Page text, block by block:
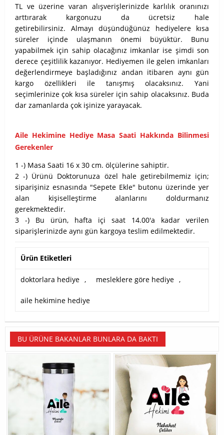
TL ve üzerine varan alışverişlerinizde karlılık oranınızı
arttırarak kargonuzu da ücretsiz hale
getirebilirsiniz. Almayı düşündüğünüz hediyelere kısa
süreler içinde ulaşmanın önemi büyüktür. Bunu
yapabilmek için sahip olacağınız imkanlar ise şimdi son
derece çeşitlilik kazanıyor. Hediyemen ile gelen imkanları
değerlendirmeye başladığınız andan itibaren aynı gün
kargo özellikleri ile tanışmış olacaksınız. Yani
seçimlerinize çok kısa süreler için sahip olacaksınız. Buda
dar zamanlarda çok işinize yarayacak.
Aile Hekimine Hediye Masa Saati Hakkında Bilinmesi
Gerekenler
1 -) Masa Saati 16 x 30 cm. ölçülerine sahiptir.
2 -) Ürünü Doktorunuza özel hale getirebilmemiz için;
siparişiniz esnasında "Sepete Ekle" butonu üzerinde yer
alan kişiselleştirme alanlarını doldurmanız
gerekmektedir.
3 -) Bu ürün, hafta içi saat 14.00'a kadar verilen
siparişlerinizde aynı gün kargoya teslim edilmektedir.
Ürün Etiketleri
doktorlara hediye , mesleklere göre hediye ,
aile hekimine hediye
BU ÜRÜNE BAKANLAR BUNLARA DA BAKTI